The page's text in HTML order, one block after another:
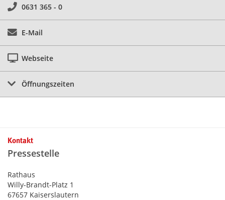
0631 365 - 0
E-Mail
Webseite
Öffnungszeiten
Kontakt
Pressestelle
Rathaus
Willy-Brandt-Platz 1
67657 Kaiserslautern